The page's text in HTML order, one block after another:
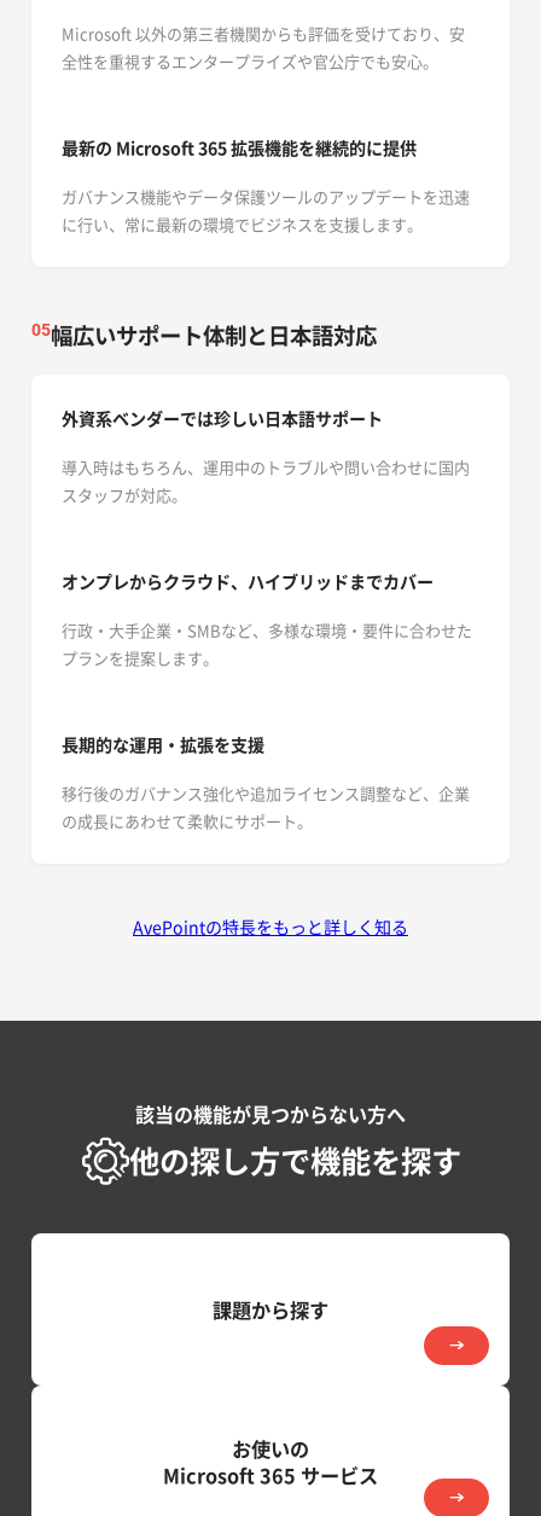
Microsoft 以外の第三者機関からも評価を受けており、安
全性を重視するエンタープライズや官公庁でも安心。
最新の Microsoft 365拡張機能を継続的に提供
ガバナンス機能やデータ保護ツールのアップデートを迅速
に行い、常に最新の環境でビジネスを支援します。
05幅広いサポート体制と日本語対応
外資系ベンダーでは珍しい日本語サポート
導入時はもちろん、運用中のトラブルや問い合わせに国内
スタッフが対応。
オンプレからクラウド、ハイブリッドまでカバー
行政・大手企業・SMBなど、多様な環境・要件に合わせた
プランを提案します。
長期的な運用・拡張を支援
移行後のガバナンス強化や追加ライセンス調整など、企業
の成長にあわせて柔軟にサポート。
AvePointの特長をもっと詳しく知る
該当の機能が見つからない方へ
他の探し方で機能を探す
課題から探す
お使いの
Microsoft 365 サービス